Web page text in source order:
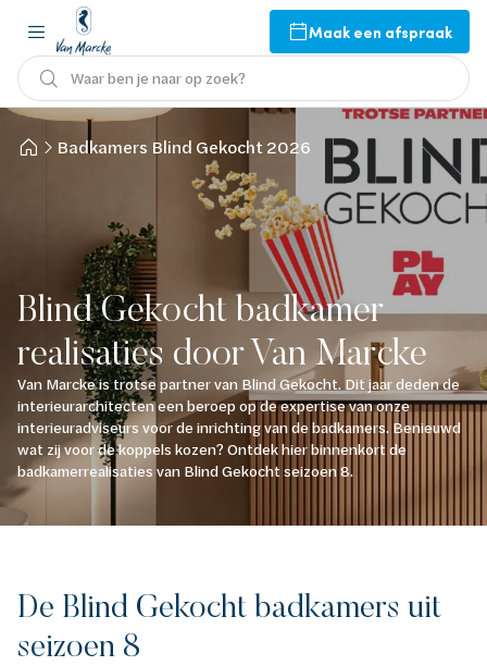
Maak een afspraak
Waar ben je naar op zoek?
Badkamers Blind Gekocht 2026
Blind Gekocht badkamer
realisaties door Van Marcke
Van Marcke is trotse partner van Blind Gekocht. Dit jaar deden de
interieurarchitecten een beroep op de expertise van onze
interieuradviseurs voor de inrichting van de badkamers. Benieuwd
wat zij voor de koppels kozen? Ontdek hier binnenkort de
badkamerrealisaties van Blind Gekocht seizoen 8.
De Blind Gekocht badkamers uit
seizoen 8